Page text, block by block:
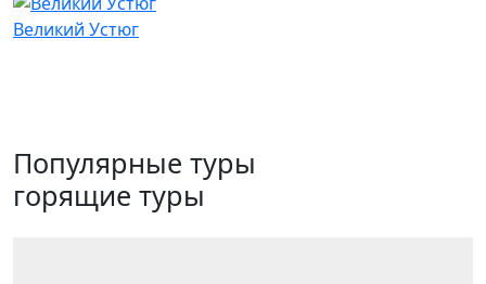
Великий Устюг
Популярные туры
горящие туры